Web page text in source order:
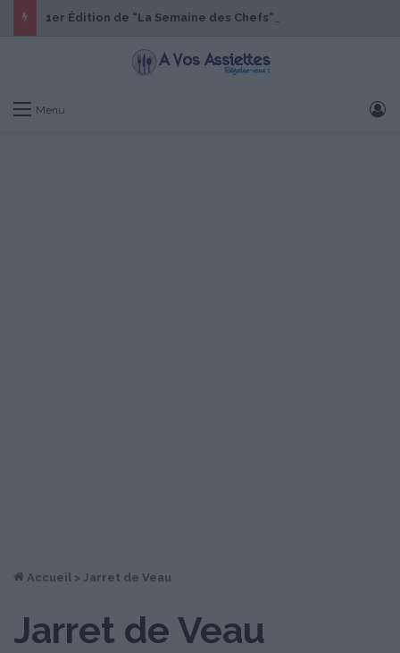
Menu
Accueil > Jarret de Veau
Jarret de Veau